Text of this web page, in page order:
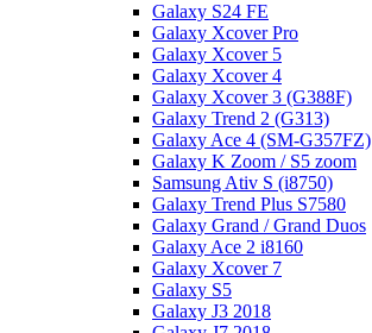
Galaxy S24 FE
Galaxy Xcover Pro
Galaxy Xcover 5
Galaxy Xcover 4
Galaxy Xcover 3 (G388F)
Galaxy Trend 2 (G313)
Galaxy Ace 4 (SM-G357FZ)
Galaxy K Zoom / S5 zoom
Samsung Ativ S (i8750)
Galaxy Trend Plus S7580
Galaxy Grand / Grand Duos
Galaxy Ace 2 i8160
Galaxy Xcover 7
Galaxy S5
Galaxy J3 2018